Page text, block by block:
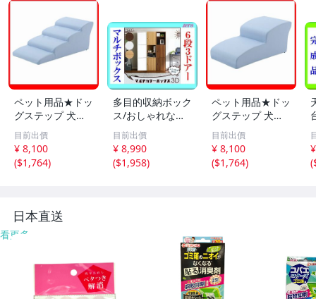
ペット用品★ドッ
グステップ 犬用
階段4段タイプ/胴
長 短足 超小型犬
用 ミニチュアダ
ックスフンド 他/
a4
目前出價
¥ 8,100
($1,764)
多目的収納ボック
ス/おしゃれなマ
ルチカラーボック
ス 6段3枚扉/キャ
ビネット 飾り棚
本棚 テレビ台 食
目前出價
¥ 8,990
($1,958)
ペット用品★ドッ
グステップ 犬用
階段2段タイプ/小
型 中型犬用 豆柴
他/ソファ ベッド
の上り下り/日本
目前出價
¥ 8,100
($1,764)
(
日本直送
看更多